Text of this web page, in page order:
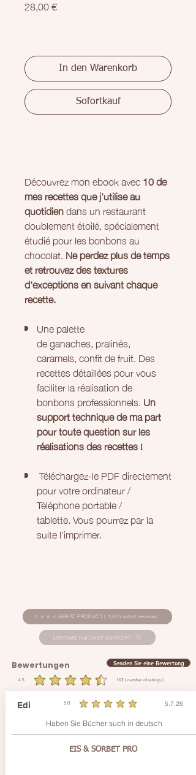
28,00 €Preis
In den Warenkorb
Sofortkauf
Découvrez mon ebook avec10 de
mes recettes que j'utilise au
quotidiendans un restaurant
doublement étoilé, spécialement
étudié pour les bonbons au
chocolat. Ne perdez plus de temps
et retrouvez des textures
d'exceptions en suivant chaque
recette.
Une palette
de ganaches, pralinés,
caramels, confit de fruit. Des
recettes détaillées pour vous
faciliter la réalisation de
bonbons professionnels. Un
support technique de ma part
pour toute question sur les
réalisations des recettes !
Téléchargez-le PDF directement
pour votre ordinateur /
Téléphone portable /
tablette. Vous pourrez par la
suite l'imprimer.
⭐ ⭐ ⭐ ⭐ GREAT PRODUCT | 136 trusted reviews
LIFETIME Full CHEF SUPPORT
Bewertungen Senden Sie eine Bewertung
4.5 162 ( number of ratings )
durchschnittliches Rating ist 4.5 von 5, basierend auf
Edi 5.0
durchschnittliches Rating ist 5 von 5 5.7.26
Haben Sie Bücher such in deutsch
EIS & SORBET PRO